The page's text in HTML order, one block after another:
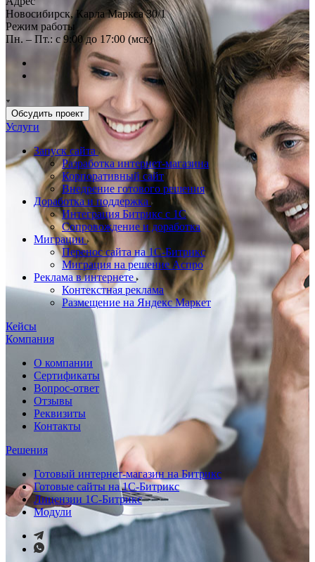
Новосибирск, Карла Маркса 30/1
Режим работы
Пн. – Пт.: с 9:00 до 17:00 (мск)
Обсудить проект
Услуги
Запуск сайта
Разработка интернет-магазина
Корпоративный сайт
Внедрение готового решения
Доработка и поддержка
Интеграция Битрикс с 1С
Сопровождение и доработка
Миграции
Перенос сайта на 1С-Битрикс
Миграция на решение Аспро
Реклама в интернете
Контекстная реклама
Размещение на Яндекс Маркет
Кейсы
Компания
О компании
Сертификаты
Вопрос-ответ
Отзывы
Реквизиты
Контакты
Решения
Готовый интернет-магазин на Битрикс
Готовые сайты на 1С-Битрикс
Лицензии 1С-Битрикс
Модули